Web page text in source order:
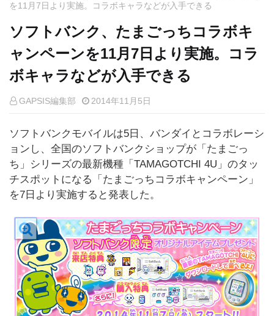
を11月7日より実施。コラボキャラなどが入手できる
ソフトバンク、たまごっちコラボキ
ャンペーンを11月7日より実施。コラ
ボキャラなどが入手できる
GAPSIS編集部 2014年11月5日
ソフトバンクモバイルは5日、バンダイとコラボレーシ
ョンし、全国のソフトバンクショップが「たまごっ
ち」シリーズの最新機種「TAMAGOTCHI 4U」のタッ
チスポットになる「たまごっちコラボキャンペーン」
を7日より実施すると発表した。